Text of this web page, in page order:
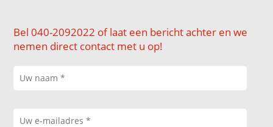
Bel 040-2092022 of laat een bericht achter en we
nemen direct contact met u op!